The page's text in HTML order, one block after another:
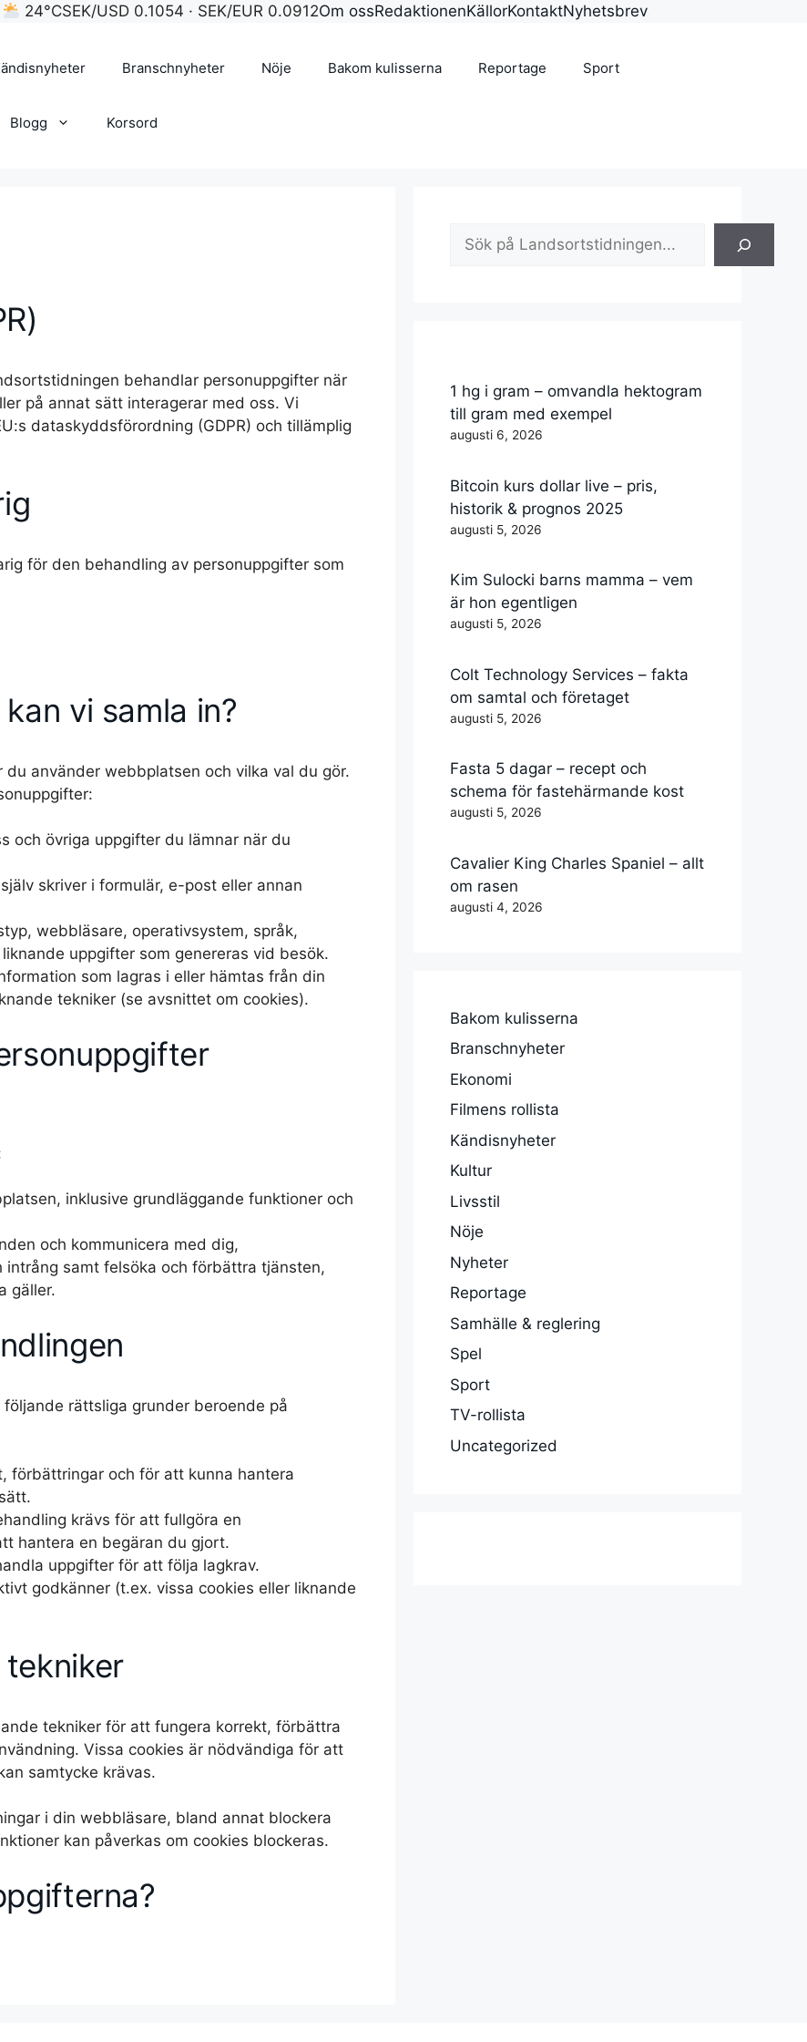
24°CSEK/USD 0.1054 · SEK/EUR 0.0912Om ossRedaktionenKällorKontaktNyhetsbrev
Branschnyheter Nöje Bakom kulisserna Reportage Sport
Blogg Korsord
behandlar personuppgifter när
på annat sätt interagerar med oss. Vi
dataskyddsförordning (GDPR) och tillämplig
för den behandling av personuppgifter som
vi samla in?
använder webbplatsen och vilka val du gör.
och övriga uppgifter du lämnar när du
skriver i formulär, e-post eller annan
webbläsare, operativsystem, språk,
uppgifter som genereras vid besök.
som lagras i eller hämtas från din
tekniker (se avsnittet om cookies).
inklusive grundläggande funktioner och
och kommunicera med dig,
samt felsöka och förbättra tjänsten,
gäller.
rättsliga grunder beroende på
förbättringar och för att kunna hantera
krävs för att fullgöra en
hantera en begäran du gjort.
uppgifter för att följa lagkrav.
godkänner (t.ex. vissa cookies eller liknande
tekniker för att fungera korrekt, förbättra
Vissa cookies är nödvändiga för att
samtycke krävas.
i din webbläsare, bland annat blockera
kan påverkas om cookies blockeras.
Sök
1 hg i gram – omvandla hektogram
till gram med exempel
augusti 6, 2026
Bitcoin kurs dollar live – pris,
historik & prognos 2025
augusti 5, 2026
Kim Sulocki barns mamma – vem
är hon egentligen
augusti 5, 2026
Colt Technology Services – fakta
om samtal och företaget
augusti 5, 2026
Fasta 5 dagar – recept och
schema för fastehärmande kost
augusti 5, 2026
Cavalier King Charles Spaniel – allt
om rasen
augusti 4, 2026
Bakom kulisserna
Branschnyheter
Ekonomi
Filmens rollista
Kändisnyheter
Kultur
Livsstil
Nöje
Nyheter
Reportage
Samhälle & reglering
Spel
Sport
TV-rollista
Uncategorized